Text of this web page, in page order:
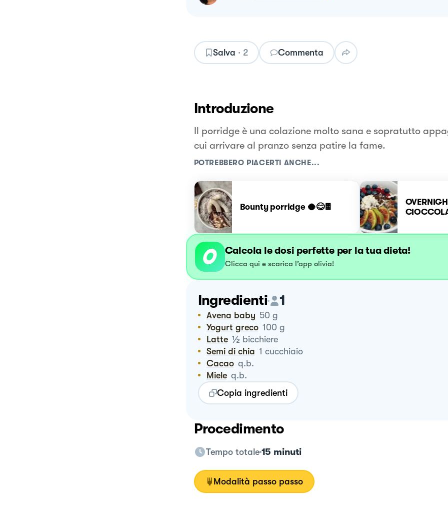
Salva · 2 Commenta
Introduzione
Il porridge è una colazione molto sana e sopratutto
cui arrivare al pranzo senza patire la fame.
POTREBBERO PIACERTI ANCHE...
Bounty porridge 🥥😋🍫
Calcola le dosi perfette per la tua dieta!
Clicca qui e scarica l’app olivia!
Ingredienti 1
Avena baby 50 g
Yogurt greco 100 g
Latte ½ bicchiere
Semi di chia 1 cucchiaio
Cacao q.b.
Miele q.b.
Copia ingredienti
Procedimento
Tempo totale 15 minuti
Modalità passo passo